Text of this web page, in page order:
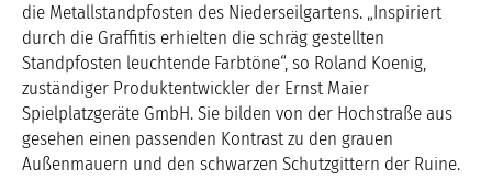
die Metallstandpfosten des Niederseilgartens. „Inspiriert
durch die Graffitis erhielten die schräg gestellten
Standpfosten leuchtende Farbtöne“, so Roland Koenig,
zuständiger Produktentwickler der Ernst Maier
Spielplatzgeräte GmbH. Sie bilden von der Hochstraße aus
gesehen einen passenden Kontrast zu den grauen
Außenmauern und den schwarzen Schutzgittern der Ruine.